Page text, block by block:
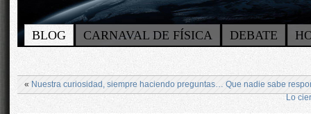
BLOG CARNAVAL DE FÍSICA DEBATE
« Nuestra curiosidad, siempre haciendo preguntas… Que nadie sabe
Lo